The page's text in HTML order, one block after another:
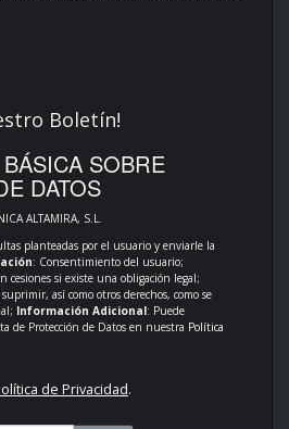
Boletín!
SOBRE
DATOS
ALTAMIRA, S.L.
planteadas por el usuario y enviarle la
: Consentimiento del usuario;
cesiones si existe una obligación legal;
así como otros derechos, como se
Información Adicional: Puede
de Protección de Datos en nuestra Política
de Privacidad.